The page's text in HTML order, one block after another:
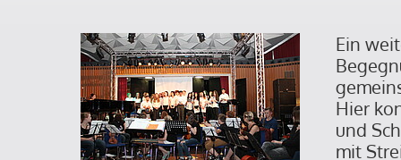
Ein
Hier
und
mit